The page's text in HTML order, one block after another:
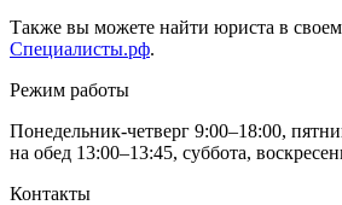
Также вы можете найти юриста в своем
Специалисты.рф.
Режим работы
Понедельник-четверг 9:00–18:00,
на обед 13:00–13:45, суббота,
Контакты